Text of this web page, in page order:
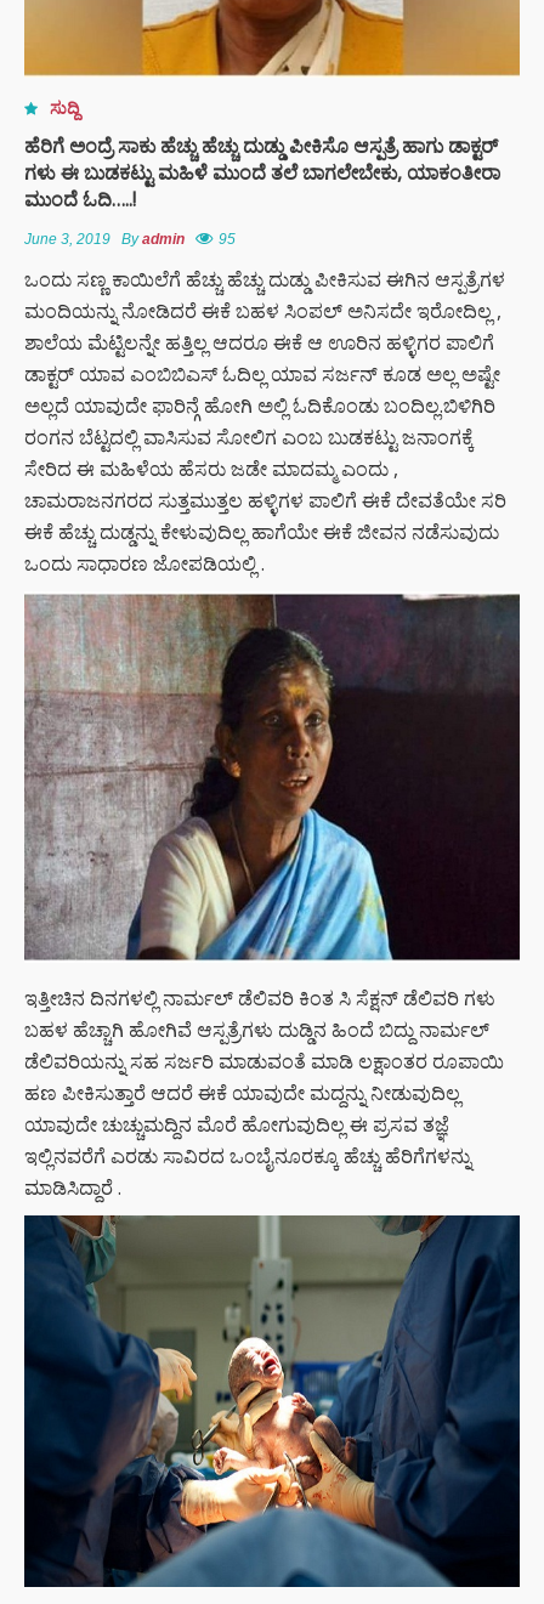
ಸುದ್ದಿ
ಹೆರಿಗೆ ಅಂದ್ರೆ ಸಾಕು ಹೆಚ್ಚು ಹೆಚ್ಚು ದುಡ್ಡು ಪೀಕಿಸೊ ಆಸ್ಪತ್ರೆ ಹಾಗು ಡಾಕ್ಟರ್
ಗಳು ಈ ಬುಡಕಟ್ಟು ಮಹಿಳೆ ಮುಂದೆ ತಲೆ ಬಾಗಲೇಬೇಕು, ಯಾಕಂತೀರಾ
ಮುಂದೆ ಓದಿ…..!
June 3, 2019 Byadmin 95
ಒಂದು ಸಣ್ಣ ಕಾಯಿಲೆಗೆ ಹೆಚ್ಚು ಹೆಚ್ಚು ದುಡ್ಡು ಪೀಕಿಸುವ ಈಗಿನ ಆಸ್ಪತ್ರೆಗಳ
ಮಂದಿಯನ್ನು ನೋಡಿದರೆ ಈಕೆ ಬಹಳ ಸಿಂಪಲ್ ಅನಿಸದೇ ಇರೋದಿಲ್ಲ ,
ಶಾಲೆಯ ಮೆಟ್ಟಿಲನ್ನೇ ಹತ್ತಿಲ್ಲ ಆದರೂ ಈಕೆ ಆ ಊರಿನ ಹಳ್ಳಿಗರ ಪಾಲಿಗೆ
ಡಾಕ್ಟರ್ ಯಾವ ಎಂಬಿಬಿಎಸ್ ಓದಿಲ್ಲ ಯಾವ ಸರ್ಜನ್ ಕೂಡ ಅಲ್ಲ ಅಷ್ಟೇ
ಅಲ್ಲದೆ ಯಾವುದೇ ಫಾರಿನ್ಗೆ ಹೋಗಿ ಅಲ್ಲಿ ಓದಿಕೊಂಡು ಬಂದಿಲ್ಲ.ಬಿಳಿಗಿರಿ
ರಂಗನ ಬೆಟ್ಟದಲ್ಲಿ ವಾಸಿಸುವ ಸೋಲಿಗ ಎಂಬ ಬುಡಕಟ್ಟು ಜನಾಂಗಕ್ಕೆ
ಸೇರಿದ ಈ ಮಹಿಳೆಯ ಹೆಸರು ಜಡೇ ಮಾದಮ್ಮ ಎಂದು ,
ಚಾಮರಾಜನಗರದ ಸುತ್ತಮುತ್ತಲ ಹಳ್ಳಿಗಳ ಪಾಲಿಗೆ ಈಕೆ ದೇವತೆಯೇ ಸರಿ
ಈಕೆ ಹೆಚ್ಚು ದುಡ್ಡನ್ನು ಕೇಳುವುದಿಲ್ಲ ಹಾಗೆಯೇ ಈಕೆ ಜೀವನ ನಡೆಸುವುದು
ಒಂದು ಸಾಧಾರಣ ಜೋಪಡಿಯಲ್ಲಿ .
ಇತ್ತೀಚಿನ ದಿನಗಳಲ್ಲಿ ನಾರ್ಮಲ್ ಡೆಲಿವರಿ ಕಿಂತ ಸಿ ಸೆಕ್ಷನ್ ಡೆಲಿವರಿ ಗಳು
ಬಹಳ ಹೆಚ್ಚಾಗಿ ಹೋಗಿವೆ ಆಸ್ಪತ್ರೆಗಳು ದುಡ್ಡಿನ ಹಿಂದೆ ಬಿದ್ದು ನಾರ್ಮಲ್
ಡೆಲಿವರಿಯನ್ನು ಸಹ ಸರ್ಜರಿ ಮಾಡುವಂತೆ ಮಾಡಿ ಲಕ್ಷಾಂತರ ರೂಪಾಯಿ
ಹಣ ಪೀಕಿಸುತ್ತಾರೆ ಆದರೆ ಈಕೆ ಯಾವುದೇ ಮದ್ದನ್ನು ನೀಡುವುದಿಲ್ಲ
ಯಾವುದೇ ಚುಚ್ಚುಮದ್ದಿನ ಮೊರೆ ಹೋಗುವುದಿಲ್ಲ ಈ ಪ್ರಸವ ತಜ್ಞೆ
ಇಲ್ಲಿನವರೆಗೆ ಎರಡು ಸಾವಿರದ ಒಂಬೈನೂರಕ್ಕೂ ಹೆಚ್ಚು ಹೆರಿಗೆಗಳನ್ನು
ಮಾಡಿಸಿದ್ದಾರೆ .